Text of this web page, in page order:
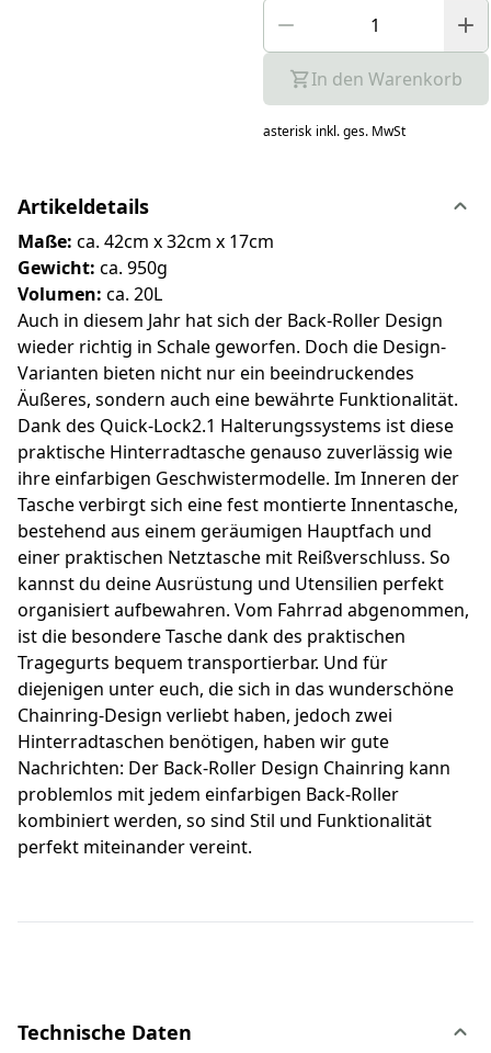
In den Warenkorb
asterisk inkl. ges. MwSt
Artikeldetails
Maße: ca. 42cm x 32cm x 17cm
Gewicht: ca. 950g
Volumen: ca. 20L
Auch in diesem Jahr hat sich der Back-Roller Design
wieder richtig in Schale geworfen. Doch die Design-
Varianten bieten nicht nur ein beeindruckendes
Äußeres, sondern auch eine bewährte Funktionalität.
Dank des Quick-Lock2.1 Halterungssystems ist diese
praktische Hinterradtasche genauso zuverlässig wie
ihre einfarbigen Geschwistermodelle. Im Inneren der
Tasche verbirgt sich eine fest montierte Innentasche,
bestehend aus einem geräumigen Hauptfach und
einer praktischen Netztasche mit Reißverschluss. So
kannst du deine Ausrüstung und Utensilien perfekt
organisiert aufbewahren. Vom Fahrrad abgenommen,
ist die besondere Tasche dank des praktischen
Tragegurts bequem transportierbar. Und für
diejenigen unter euch, die sich in das wunderschöne
Chainring-Design verliebt haben, jedoch zwei
Hinterradtaschen benötigen, haben wir gute
Nachrichten: Der Back-Roller Design Chainring kann
problemlos mit jedem einfarbigen Back-Roller
kombiniert werden, so sind Stil und Funktionalität
perfekt miteinander vereint.
Technische Daten